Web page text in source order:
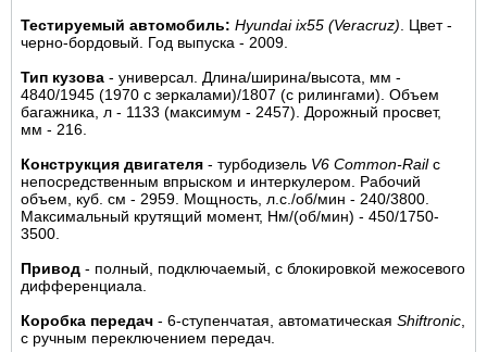
Тестируемый автомобиль: Hyundai ix55 (Veracruz) . Цвет -
черно-бордовый. Год выпуска - 2009.
Тип кузова - универсал. Длина/ширина/высота, мм -
4840/1945 (1970 с зеркалами)/1807 (с рилингами). Объем
багажника, л - 1133 (максимум - 2457). Дорожный просвет,
мм - 216.
Конструкция двигателя - турбодизель V6 Common-Railc
непосредственным впрыском и интеркулером. Рабочий
объем, куб. см - 2959. Мощность, л.с./об/мин - 240/3800.
Максимальный крутящий момент, Нм/(об/мин) - 450/1750-
3500.
Привод - полный, подключаемый, с блокировкой межосевого
дифференциала.
Коробка передач - 6-ступенчатая, автоматическая Shiftronic
с ручным переключением передач.